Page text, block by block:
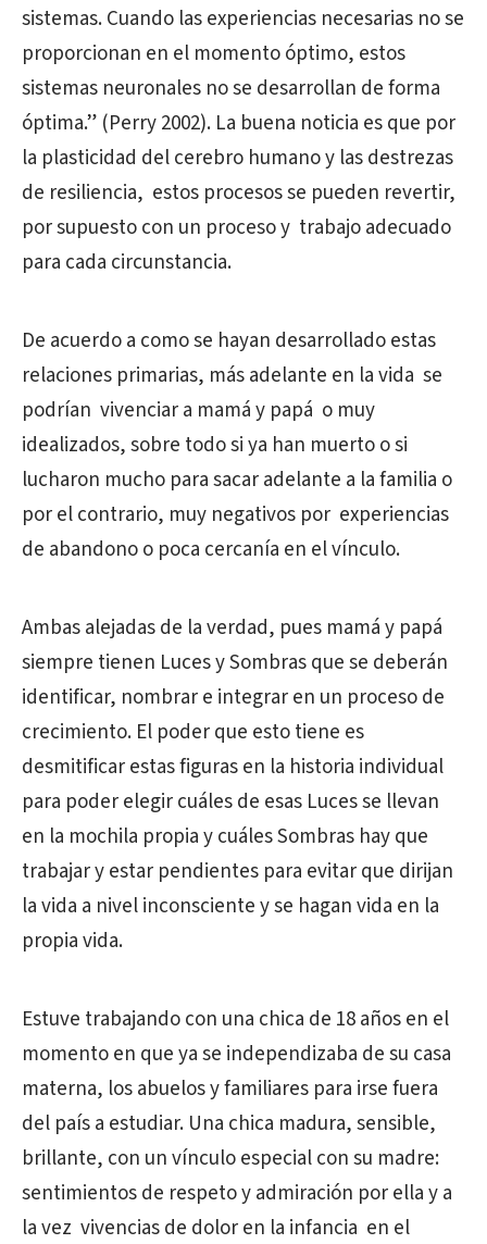
sistemas. Cuando las experiencias necesarias no se
proporcionan en el momento óptimo, estos
sistemas neuronales no se desarrollan de forma
óptima.” (Perry 2002). La buena noticia es que por
la plasticidad del cerebro humano y las destrezas
de resiliencia, estos procesos se pueden revertir,
por supuesto con un proceso y trabajo adecuado
para cada circunstancia.
De acuerdo a como se hayan desarrollado estas
relaciones primarias, más adelante en la vida se
podrían vivenciar a mamá y papá o muy
idealizados, sobre todo si ya han muerto o si
lucharon mucho para sacar adelante a la familia o
por el contrario, muy negativos por experiencias
de abandono o poca cercanía en el vínculo.
Ambas alejadas de la verdad, pues mamá y papá
siempre tienen Luces y Sombras que se deberán
identificar, nombrar e integrar en un proceso de
crecimiento. El poder que esto tiene es
desmitificar estas figuras en la historia individual
para poder elegir cuáles de esas Luces se llevan
en la mochila propia y cuáles Sombras hay que
trabajar y estar pendientes para evitar que dirijan
la vida a nivel inconsciente y se hagan vida en la
propia vida.
Estuve trabajando con una chica de 18 años en el
momento en que ya se independizaba de su casa
materna, los abuelos y familiares para irse fuera
del país a estudiar. Una chica madura, sensible,
brillante, con un vínculo especial con su madre:
sentimientos de respeto y admiración por ella y a
la vez vivencias de dolor en la infancia en el